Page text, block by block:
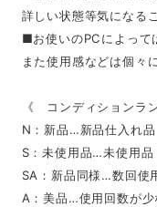
詳しい状態等気になる
■お使いのPCによって
また使用感などは個々
《 コンディションラ
N：新品…新品仕入れ品
S：未使用品…未使用品
SA：新品同様…数回使
A：美品…使用回数が